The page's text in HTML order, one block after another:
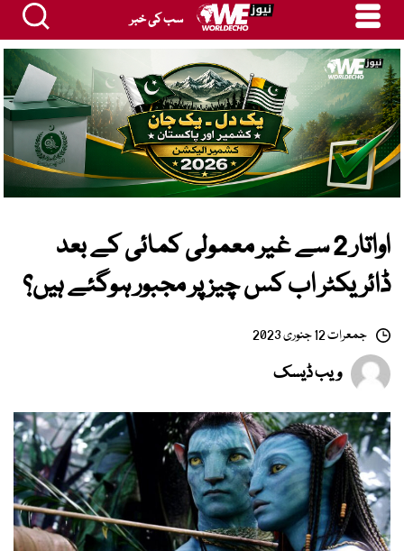
سب کی خبر
اواتار 2 سے غیر معمولی کمائی کے بعد
ڈائریکٹر اب کس چیز پر مجبور ہوگئے ہیں؟
جمعرات 12 جنوری 2023
ویب ڈیسک